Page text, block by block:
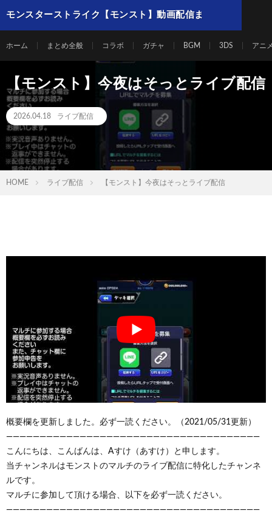
モンスターストライク【モンスト】動画配信ま
ホーム まとめ全般 コラボ ガチャ BGM 3DS アニ
【モンスト】今夜はそっとライブ配信
2026.04.18 ライブ配信
HOME ライブ配信 【モンスト】今夜はそっとライブ配信
概要欄を更新しました。必ず一読ください。（2021/05/31更新）
——————————————————————————————————————
こんにちは、こんばんは、Aすけ（あすけ）と申します。
当チャンネルはモンストのマルチのライブ配信に特化したチャンネ
ルです。
マルチに参加して頂ける場合、以下を必ず一読ください。
——————————————————————————————————————